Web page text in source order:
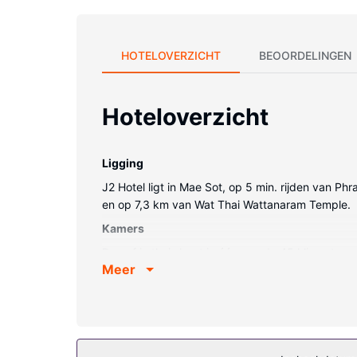
HOTELOVERZICHT BEOORDELINGEN
Hoteloverzicht
Ligging
J2 Hotel ligt in Mae Sot, op 5 min. rijden van
en op 7,3 km van Wat Thai Wattanaram Temple.
Kamers
zorgt voor het kijkplezier. De privébadkamers
televisie in de gemeenschappelijke ruimte en
Meer